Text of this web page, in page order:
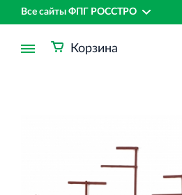
Все сайты ФПГ РОССТРО
Корзина